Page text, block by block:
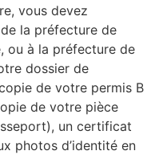
vous devez
la préfecture de
ou à la préfecture de
dossier de
de votre permis B
de votre pièce
un certificat
photos d’identité en